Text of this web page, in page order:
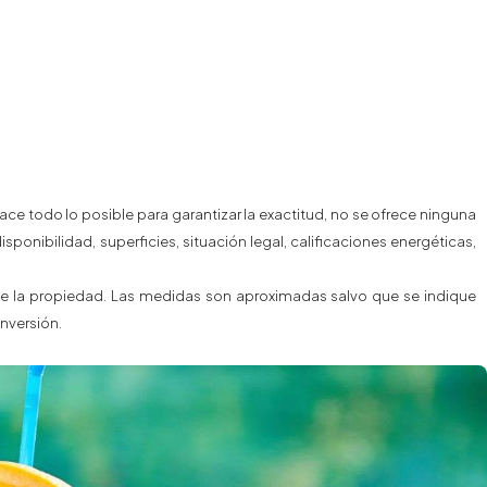
todo lo posible para garantizar la exactitud, no se ofrece ninguna
superficies, situación legal, calificaciones energéticas,
propiedad. Las medidas son aproximadas salvo que se indique